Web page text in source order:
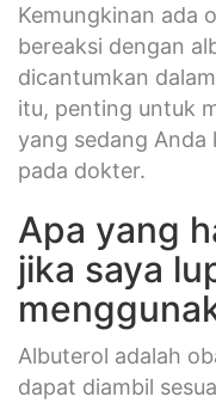
Kemungkinan ada
bereaksi dengan
dicantumkan
itu, penting untuk
yang sedang Anda
pada dokter.
Apa yang
jika saya
Albuterol adalah
dapat diambil